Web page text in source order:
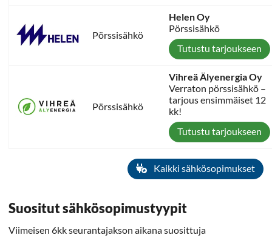
Pörssisähkö
Helen Oy
Pörssisähkö
Tutustu tarjoukseen
Pörssisähkö
Vihreä Älyenergia Oy
Verraton pörssisähkö –
tarjous ensimmäiset 12
kk!
Tutustu tarjoukseen
Kaikki sähkösopimukset
Suositut sähkösopimustyypit
Viimeisen 6kk seurantajakson aikana suosittuja